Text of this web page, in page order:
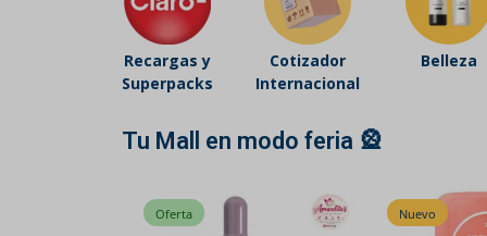
Ver más categorías
Recargas y
Superpacks
Cotizador
Internacional
Belleza
Tu Mall en modo feria 🎡
Nuevo Nuevo